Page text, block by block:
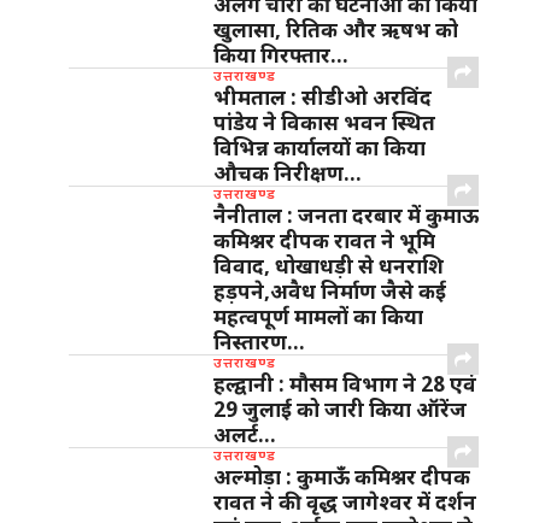
खुलासा, रितिक और ऋषभ को
किया गिरफ्तार…
उत्तराखण्ड
भीमताल : सीडीओ अरविंद
पांडेय ने विकास भवन स्थित
विभिन्न कार्यालयों का किया
औचक निरीक्षण…
उत्तराखण्ड
नैनीताल : जनता दरबार में कुमाऊ
कमिश्नर दीपक रावत ने भूमि
विवाद, धोखाधड़ी से धनराशि
हड़पने,अवैध निर्माण जैसे कई
महत्वपूर्ण मामलों का किया
निस्तारण…
उत्तराखण्ड
हल्द्वानी : मौसम विभाग ने 28 एवं
29 जुलाई को जारी किया ऑरेंज
अलर्ट…
उत्तराखण्ड
अल्मोड़ा : कुमाऊँ कमिश्नर दीपक
रावत ने की वृद्ध जागेश्वर में दर्शन